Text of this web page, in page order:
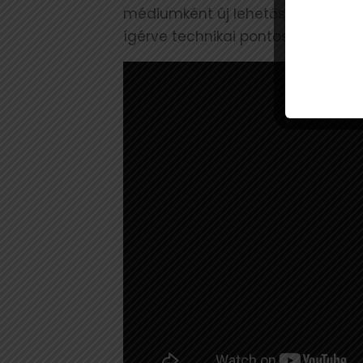
médiumként új lehetőségeket
ígérve technikai pontosságot és